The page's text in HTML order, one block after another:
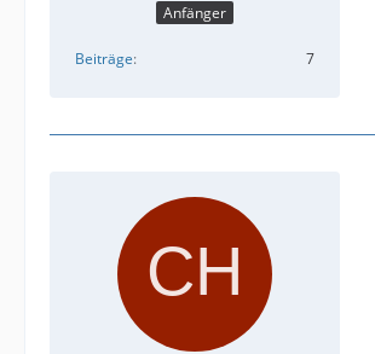
Anfänger
Beiträge 7